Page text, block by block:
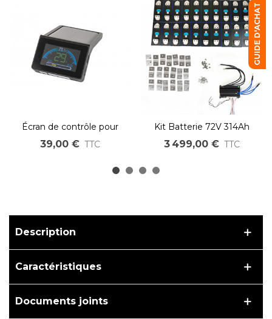
Écran de contrôle pour
batterie Bluetooth OZO
39,00 € TTC
Kit Batterie 72V 314Ah
22608Wh Lithium Fer à
assembler DIY LiFePO4
3 499,00 € TTC
Description
Caractéristiques
Documents joints
GUIDE D'ACHAT